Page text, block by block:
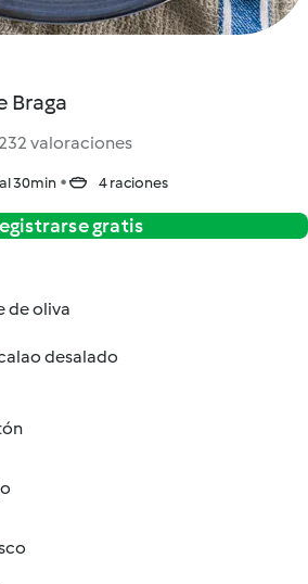
Braga
valoraciones
30min 4 raciones
gratis
de oliva
desalado